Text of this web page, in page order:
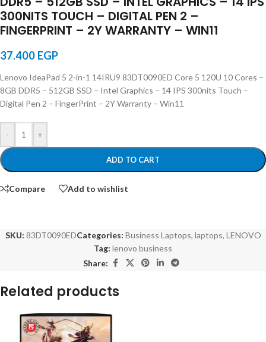
300NITS TOUCH – DIGITAL PEN 2 –
FINGERPRINT – 2Y WARRANTY – WIN11
37.400 EGP
Lenovo IdeaPad 5 2-in-1 14IRU9 83DT0090ED Core 5 120U 10 Cores –
8GB DDR5 – 512GB SSD – Intel Graphics – 14 IPS 300nits Touch –
Digital Pen 2 – FingerPrint – 2Y Warranty – Win11
- +
ADD TO CART
Compare Add to wishlist
SKU: 83DT0090EDCategories: Business Laptops, laptops, LENOVO
Tag: lenovo business
Share:
Related products